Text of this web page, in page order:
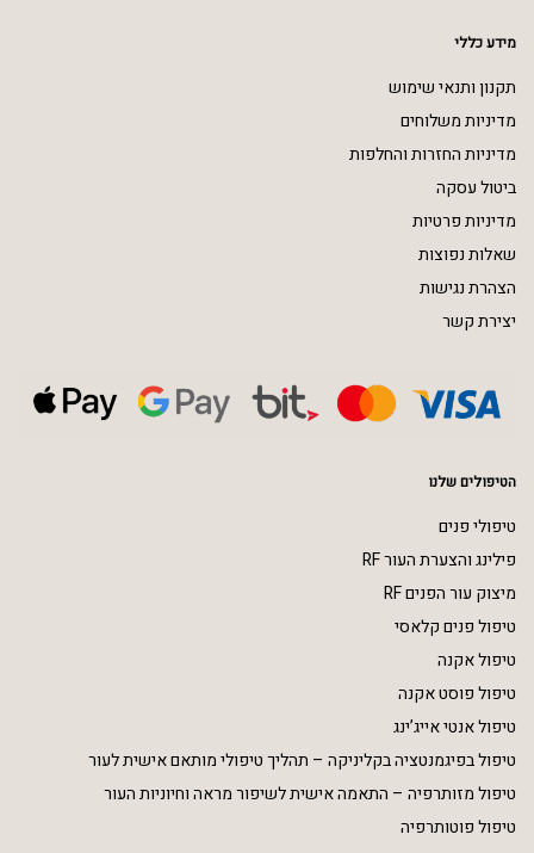
מידע כללי
תקנון ותנאי שימוש
מדיניות משלוחים
מדיניות החזרות והחלפות
ביטול עסקה
מדיניות פרטיות
שאלות נפוצות
הצהרת נגישות
יצירת קשר
הטיפולים שלנו
טיפולי פנים
פילינג והצערת העור RF
מיצוק עור הפנים RF
טיפול פנים קלאסי
טיפול אקנה
טיפול פוסט אקנה
טיפול אנטי אייג’ינג
טיפול בפיגמנטציה בקליניקה – תהליך טיפולי מותאם אישית לעור
טיפול מזותרפיה – התאמה אישית לשיפור מראה וחיוניות העור
טיפול פוטותרפיה